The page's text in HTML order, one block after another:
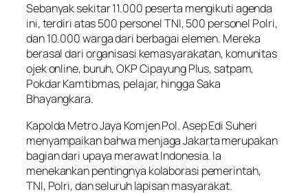
Sebanyak sekitar 11.000 peserta mengikuti agenda
ini, terdiri atas 500 personel TNI, 500 personel Polri,
dan 10.000 warga dari berbagai elemen. Mereka
berasal dari organisasi kemasyarakatan, komunitas
ojek online, buruh, OKP Cipayung Plus, satpam,
Pokdar Kamtibmas, pelajar, hingga Saka
Bhayangkara.
Kapolda Metro Jaya Komjen Pol. Asep Edi Suheri
menyampaikan bahwa menjaga Jakarta merupakan
bagian dari upaya merawat Indonesia. Ia
menekankan pentingnya kolaborasi pemerintah,
TNI, Polri, dan seluruh lapisan masyarakat.